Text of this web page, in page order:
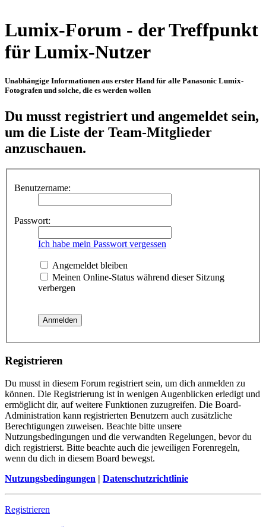
Lumix-Forum - der Treffpunkt
für Lumix-Nutzer
Unabhängige Informationen aus erster Hand für alle Panasonic Lumix-
Fotografen und solche, die es werden wollen
Du musst registriert und angemeldet sein,
um die Liste der Team-Mitglieder
anzuschauen.
Benutzername:
Passwort:
Ich habe mein Passwort vergessen
Angemeldet bleiben
Meinen Online-Status während dieser Sitzung
verbergen
Registrieren
Du musst in diesem Forum registriert sein, um dich anmelden zu
können. Die Registrierung ist in wenigen Augenblicken erledigt und
ermöglicht dir, auf weitere Funktionen zuzugreifen. Die Board-
Administration kann registrierten Benutzern auch zusätzliche
Berechtigungen zuweisen. Beachte bitte unsere
Nutzungsbedingungen und die verwandten Regelungen, bevor du
dich registrierst. Bitte beachte auch die jeweiligen Forenregeln,
wenn du dich in diesem Board bewegst.
Nutzungsbedingungen | Datenschutzrichtlinie
Registrieren